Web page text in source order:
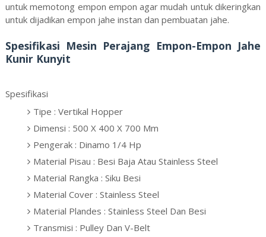
untuk memotong empon empon agar mudah untuk dikeringkan
untuk dijadikan empon jahe instan dan pembuatan jahe.
Spesifikasi Mesin Perajang Empon-Empon Jahe
Kunir Kunyit
Spesifikasi
Tipe : Vertikal Hopper
Dimensi : 500 X 400 X 700 Mm
Pengerak : Dinamo 1/4 Hp
Material Pisau : Besi Baja Atau Stainless Steel
Material Rangka : Siku Besi
Material Cover : Stainless Steel
Material Plandes : Stainless Steel Dan Besi
Transmisi : Pulley Dan V-Belt